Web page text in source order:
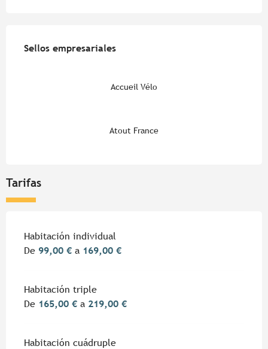
Sellos empresariales
Sellos empresariales
Accueil Vélo
Atout France
Tarifas
Habitación individual
De 99,00 € a 169,00 €
Habitación triple
De 165,00 € a 219,00 €
Habitación cuádruple